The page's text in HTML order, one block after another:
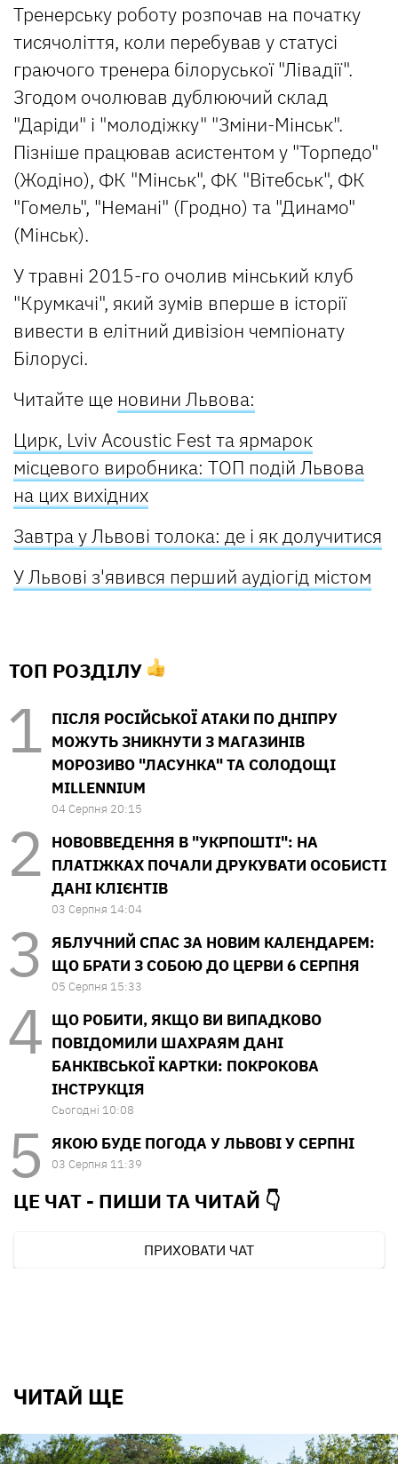
Тренерську роботу розпочав на початку
тисячоліття, коли перебував у статусі
граючого тренера білоруської "Лівадії".
Згодом очолював дублюючий склад
"Даріди" і "молодіжку" "Зміни-Мінськ".
Пізніше працював асистентом у "Торпедо"
(Жодіно), ФК "Мінськ", ФК "Вітебськ", ФК
"Гомель", "Немані" (Гродно) та "Динамо"
(Мінськ).
У травні 2015-го очолив мінський клуб
"Крумкачі", який зумів вперше в історії
вивести в елітний дивізіон чемпіонату
Білорусі.
Читайте ще новини Львова:
Цирк, Lviv Acoustic Fest та ярмарок
місцевого виробника: ТОП подій Львова
на цих вихідних
Завтра у Львові толока: де і як долучитися
У Львові з'явився перший аудіогід містом
ТОП РОЗДІЛУ
ПІСЛЯ РОСІЙСЬКОЇ АТАКИ ПО ДНІПРУ
МОЖУТЬ ЗНИКНУТИ З МАГАЗИНІВ
МОРОЗИВО "ЛАСУНКА" ТА СОЛОДОЩІ
MILLENNIUM
04 Серпня 20:15
НОВОВВЕДЕННЯ В "УКРПОШТІ": НА
ПЛАТІЖКАХ ПОЧАЛИ ДРУКУВАТИ ОСОБИСТІ
ДАНІ КЛІЄНТІВ
03 Серпня 14:04
ЯБЛУЧНИЙ СПАС ЗА НОВИМ КАЛЕНДАРЕМ:
ЩО БРАТИ З СОБОЮ ДО ЦЕРВИ 6 СЕРПНЯ
05 Серпня 15:33
ЩО РОБИТИ, ЯКЩО ВИ ВИПАДКОВО
ПОВІДОМИЛИ ШАХРАЯМ ДАНІ
БАНКІВСЬКОЇ КАРТКИ: ПОКРОКОВА
ІНСТРУКЦІЯ
Сьогодні 10:08
ЯКОЮ БУДЕ ПОГОДА У ЛЬВОВІ У СЕРПНІ
03 Серпня 11:39
ЦЕ ЧАТ - ПИШИ ТА ЧИТАЙ 👇
ПРИХОВАТИ ЧАТ
ЧИТАЙ ЩЕ